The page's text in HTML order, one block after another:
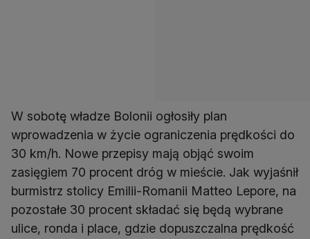
W sobotę władze Bolonii ogłosiły plan
wprowadzenia w życie ograniczenia prędkości do
30 km/h. Nowe przepisy mają objąć swoim
zasięgiem 70 procent dróg w mieście. Jak wyjaśnił
burmistrz stolicy Emilii-Romanii Matteo Lepore, na
pozostałe 30 procent składać się będą wybrane
ulice, ronda i place, gdzie dopuszczalna prędkość